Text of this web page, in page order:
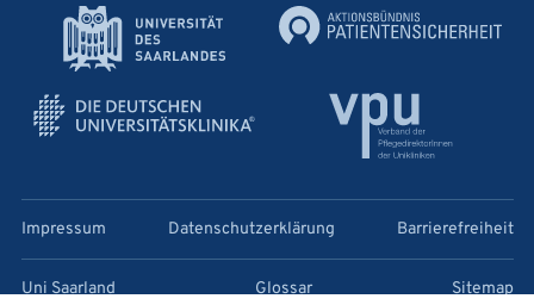
Impressum Datenschutzerklärung Barrierefreiheit
Uni Saarland Glossar Sitemap